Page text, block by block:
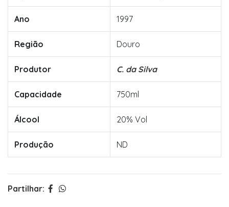
Ano 1997
Região Douro
Produtor C. da Silva
Capacidade 750ml
Álcool 20% Vol
Produção ND
Partilhar: